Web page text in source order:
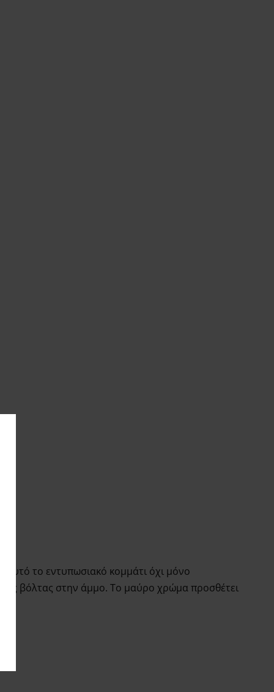
το εντυπωσιακό κομμάτι όχι μόνο
βόλτας στην άμμο. Το μαύρο χρώμα προσθέτει